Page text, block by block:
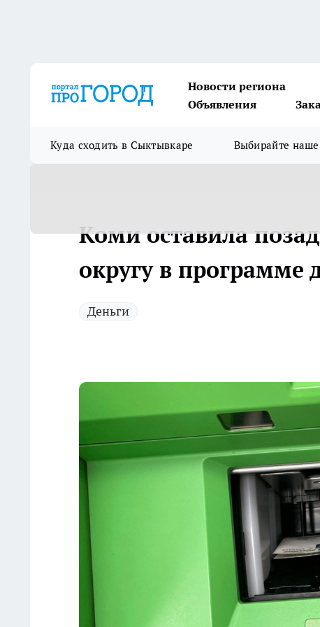
Новости региона
Объявления
Куда сходить в Сыктывкаре Выбирайте наше
Коми оставила
округу в программе
Деньги